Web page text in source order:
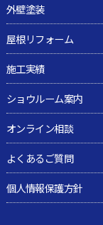
外壁塗装
屋根リフォーム
施工実績
ショウルーム案内
オンライン相談
よくあるご質問
個人情報保護方針